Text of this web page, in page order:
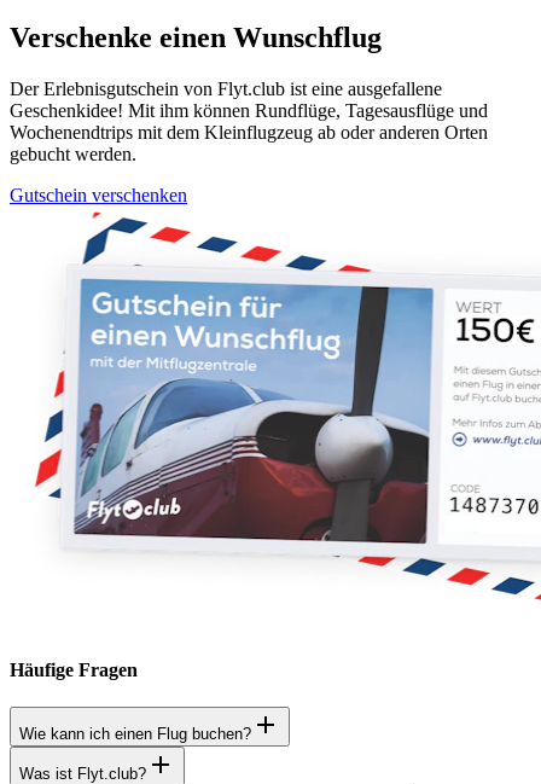
Verschenke einen Wunschflug
Der Erlebnisgutschein von Flyt.club ist eine ausgefallene
Geschenkidee! Mit ihm können Rundflüge, Tagesausflüge und
Wochenendtrips mit dem Kleinflugzeug ab oder anderen Orten
gebucht werden.
Gutschein verschenken
Häufige Fragen
Wie kann ich einen Flug buchen?
Was ist Flyt.club?